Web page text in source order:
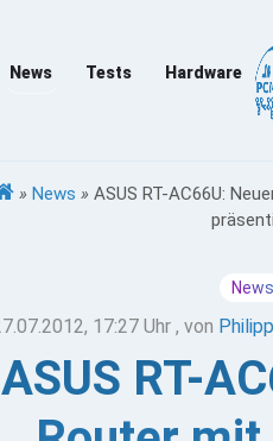
News Tests Hardware
» News » ASUS RT-AC66U:
News
17:27 Uhr , von
ASUS RT-